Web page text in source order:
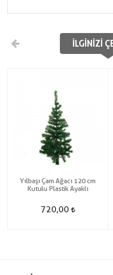
İLGINIZI
Yılbaşı Çam Ağacı 120 cm
Kutulu Plastik Ayaklı
720,00